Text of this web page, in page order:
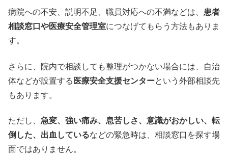
病院への不安、説明不足、職員対応への不満などは、 患者
相談窓口や医療安全管理室につなげてもらう方法もありま
す。
さらに、院内で相談しても整理がつかない場合には、自治
体などが設置する 医療安全支援センターという外部相談先
もあります。
ただし、 急変、強い痛み、息苦しさ、意識がおかしい、転
倒した、出血しているなどの緊急時は、相談窓口を探す場
面ではありません。